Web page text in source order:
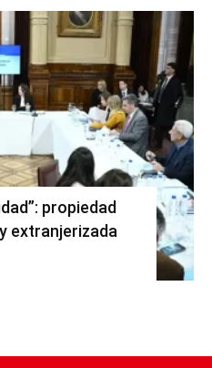
propiedad
extranjerizada